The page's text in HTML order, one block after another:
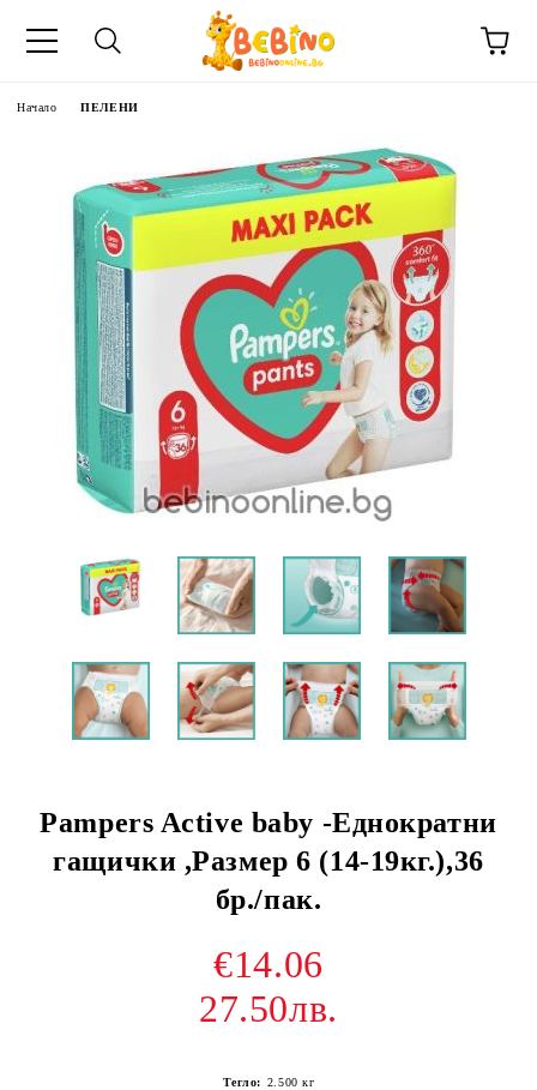
Начало ПЕЛЕНИ
Pampers Active baby -Еднократни
гащички ,Размер 6 (14-19кг.),36
бр./пак.
€14.06
27.50лв.
Тегло: 2.500 кг